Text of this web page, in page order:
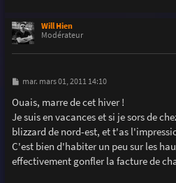
Will Hien
Modérateur
M
s
s
a
g
e
mar. mars 01, 2011 14:10
Ouais, marre de cet hiver !
Je suis en vacances et si je sors de
blizzard de nord-est, et t'as
C'est bien d'habiter un peu sur les
effectivement gonfler la facture de